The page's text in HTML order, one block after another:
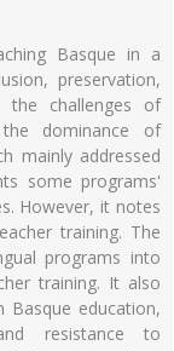
Basque in a
preservation,
the challenges of
dominance of
mainly addressed
some programs'
However, it notes
training. The
programs into
training. It also
Basque education,
resistance to